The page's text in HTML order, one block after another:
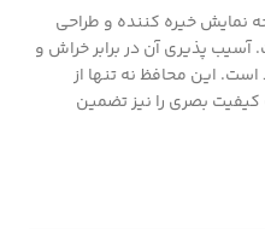
دارای صفحه نمایش خیره کننده و طراحی
پذیری آن در برابر خراش و
است. این محافظ نه تنها از
بصری را نیز تضمین